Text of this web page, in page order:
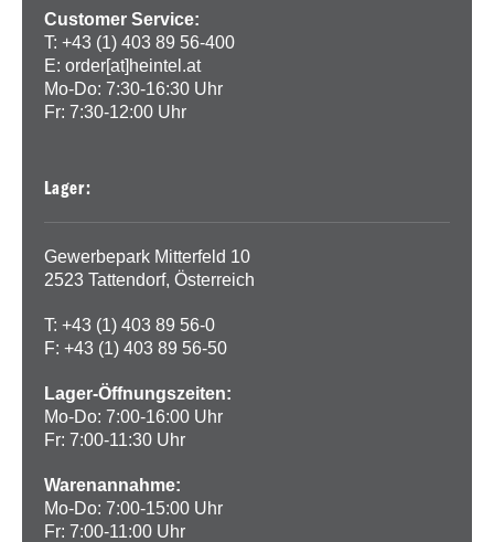
Customer Service:
T: +43 (1) 403 89 56-400
E: order[at]heintel.at
Mo-Do: 7:30-16:30 Uhr
Fr: 7:30-12:00 Uhr
Lager:
Gewerbepark Mitterfeld 10
2523 Tattendorf, Österreich
T: +43 (1) 403 89 56-0
F: +43 (1) 403 89 56-50
Lager-Öffnungszeiten:
Mo-Do: 7:00-16:00 Uhr
Fr: 7:00-11:30 Uhr
Warenannahme:
Mo-Do: 7:00-15:00 Uhr
Fr: 7:00-11:00 Uhr